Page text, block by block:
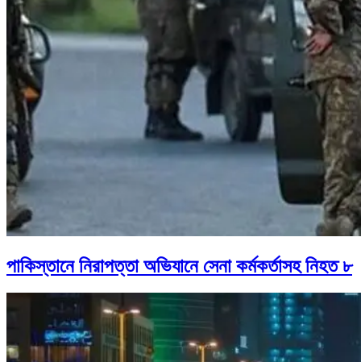
পাকিস্তানে নিরাপত্তা অভিযানে সেনা কর্মকর্তাসহ নিহত ৮